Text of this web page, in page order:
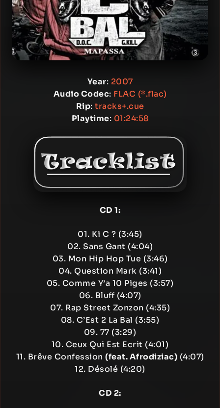
Year: 2007
Audio Codec: FLAC (*.flac)
Rip: tracks+.cue
Playtime: 01:24:58
CD 1:
01. Ki C ? (3:45)
02. Sans Gant (4:04)
03. Mon Hip Hop Tue (3:46)
04. Question Mark (3:41)
05. Comme Y’a 10 Piges (3:57)
06. Bluff (4:07)
07. Rap Street Zonzon (4:35)
08. C’Est 2 La Bal (3:55)
09. 77 (3:29)
10. Ceux Qui Est Ecrit (4:01)
11. Brêve Confession (feat. Afrodiziac) (4:07)
12. Désolé (4:20)
CD 2: